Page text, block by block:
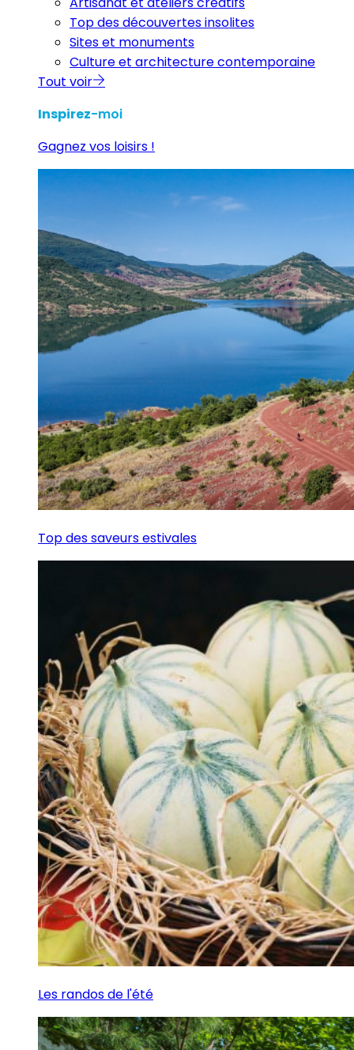
Top des découvertes insolites
Sites et monuments
Culture et architecture contemporaine
Tout voir
Inspirez-moi
Gagnez vos loisirs !
Top des saveurs estivales
Les randos de l'été